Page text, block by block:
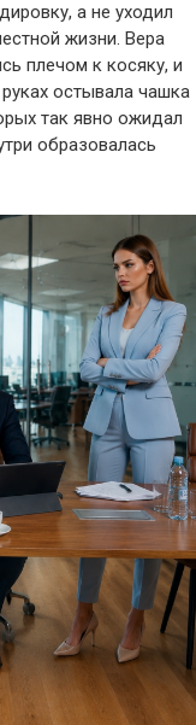
а не уходил
жизни. Вера
плечом к косяку, и
остывала чашка
так явно ожидал
образовалась